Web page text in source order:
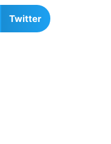
Twitter